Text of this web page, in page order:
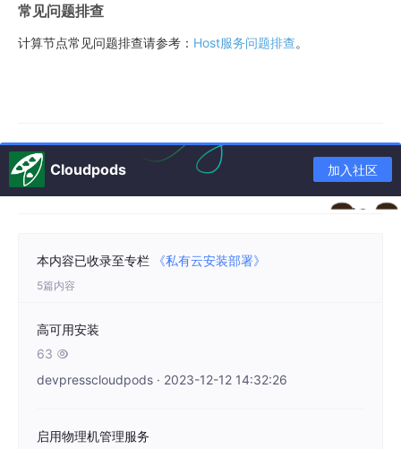
常见问题排查
计算节点常见问题排查请参考： Host服务问题排查。
Cloudpods 加入社区
本内容已收录至专栏 《私有云安装部署》
5篇内容
高可用安装
63 
devpresscloudpods · 2023-12-12 14:32:26
启用物理机管理服务